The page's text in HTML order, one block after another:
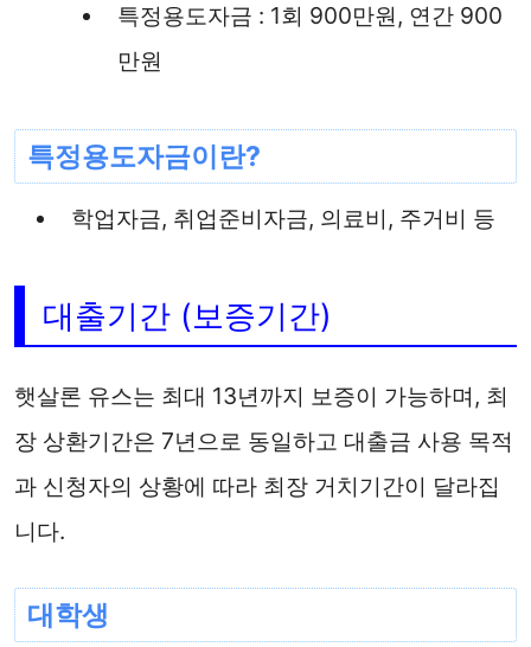
특정용도자금 : 1회 900만원, 연간 900
만원
특정용도자금이란?
학업자금, 취업준비자금, 의료비, 주거비 등
대출기간 (보증기간)
햇살론 유스는 최대 13년까지 보증이 가능하며, 최
장 상환기간은 7년으로 동일하고 대출금 사용 목적
과 신청자의 상황에 따라 최장 거치기간이 달라집
니다.
대학생